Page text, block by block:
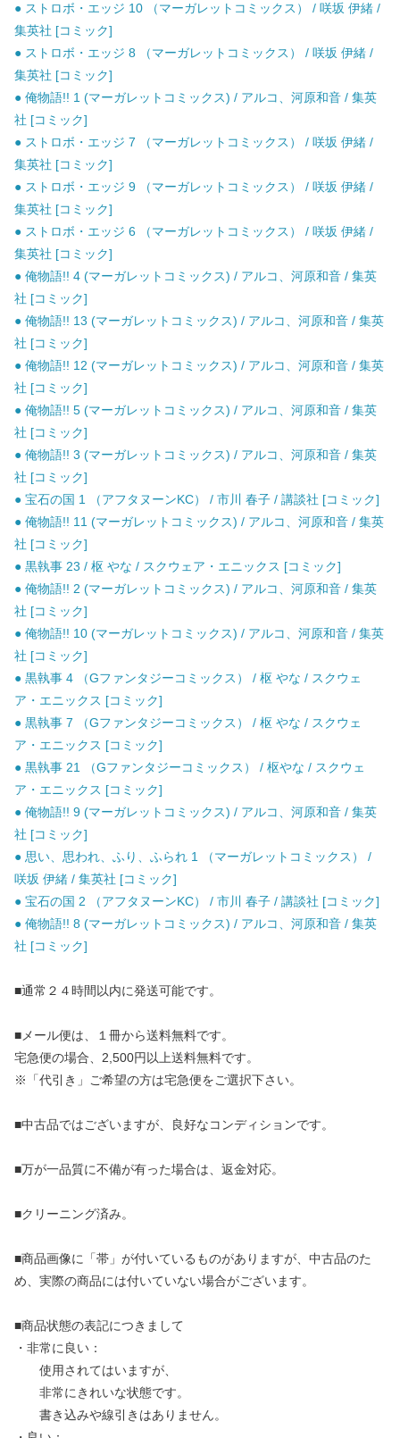
● ストロボ・エッジ 10 （マーガレットコミックス） / 咲坂 伊緒 /
集英社 [コミック]
● ストロボ・エッジ 8 （マーガレットコミックス） / 咲坂 伊緒 /
集英社 [コミック]
● 俺物語!! 1 (マーガレットコミックス) / アルコ、河原和音 / 集英
社 [コミック]
● ストロボ・エッジ 7 （マーガレットコミックス） / 咲坂 伊緒 /
集英社 [コミック]
● ストロボ・エッジ 9 （マーガレットコミックス） / 咲坂 伊緒 /
集英社 [コミック]
● ストロボ・エッジ 6 （マーガレットコミックス） / 咲坂 伊緒 /
集英社 [コミック]
● 俺物語!! 4 (マーガレットコミックス) / アルコ、河原和音 / 集英
社 [コミック]
● 俺物語!! 13 (マーガレットコミックス) / アルコ、河原和音 / 集英
社 [コミック]
● 俺物語!! 12 (マーガレットコミックス) / アルコ、河原和音 / 集英
社 [コミック]
● 俺物語!! 5 (マーガレットコミックス) / アルコ、河原和音 / 集英
社 [コミック]
● 俺物語!! 3 (マーガレットコミックス) / アルコ、河原和音 / 集英
社 [コミック]
● 宝石の国 1 （アフタヌーンKC） / 市川 春子 / 講談社 [コミック]
● 俺物語!! 11 (マーガレットコミックス) / アルコ、河原和音 / 集英
社 [コミック]
● 黒執事 23 / 枢 やな / スクウェア・エニックス [コミック]
● 俺物語!! 2 (マーガレットコミックス) / アルコ、河原和音 / 集英
社 [コミック]
● 俺物語!! 10 (マーガレットコミックス) / アルコ、河原和音 / 集英
社 [コミック]
● 黒執事 4 （Gファンタジーコミックス） / 枢 やな / スクウェ
ア・エニックス [コミック]
● 黒執事 7 （Gファンタジーコミックス） / 枢 やな / スクウェ
ア・エニックス [コミック]
● 黒執事 21 （Gファンタジーコミックス） / 枢やな / スクウェ
ア・エニックス [コミック]
● 俺物語!! 9 (マーガレットコミックス) / アルコ、河原和音 / 集英
社 [コミック]
● 思い、思われ、ふり、ふられ 1 （マーガレットコミックス） /
咲坂 伊緒 / 集英社 [コミック]
● 宝石の国 2 （アフタヌーンKC） / 市川 春子 / 講談社 [コミック]
● 俺物語!! 8 (マーガレットコミックス) / アルコ、河原和音 / 集英
社 [コミック]
■通常２４時間以内に発送可能です。
■メール便は、１冊から送料無料です。
宅急便の場合、2,500円以上送料無料です。
※「代引き」ご希望の方は宅急便をご選択下さい。
■中古品ではございますが、良好なコンディションです。
■万が一品質に不備が有った場合は、返金対応。
■クリーニング済み。
■商品画像に「帯」が付いているものがありますが、中古品のた
め、実際の商品には付いていない場合がございます。
■商品状態の表記につきまして
・非常に良い：
使用されてはいますが、
非常にきれいな状態です。
書き込みや線引きはありません。